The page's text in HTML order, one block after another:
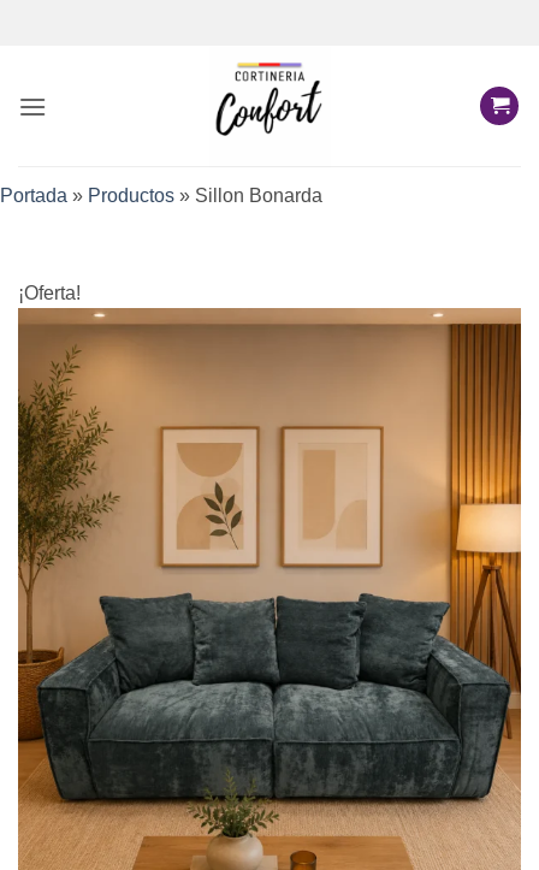
Portada » Productos » Sillon Bonarda
¡Oferta!